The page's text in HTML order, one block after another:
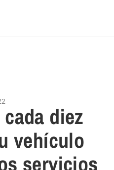
diez
vehículo
servicios